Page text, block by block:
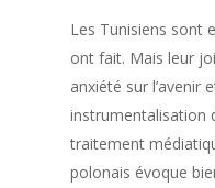
Les Tunisiens sont
ont fait. Mais leur
anxiété sur l’avenir
instrumentalisation
traitement
polonais évoque